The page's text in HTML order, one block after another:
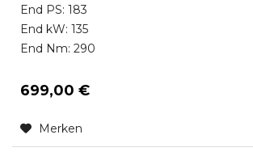
End PS: 183
End kW: 135
End Nm: 290
699,00 €
Merken